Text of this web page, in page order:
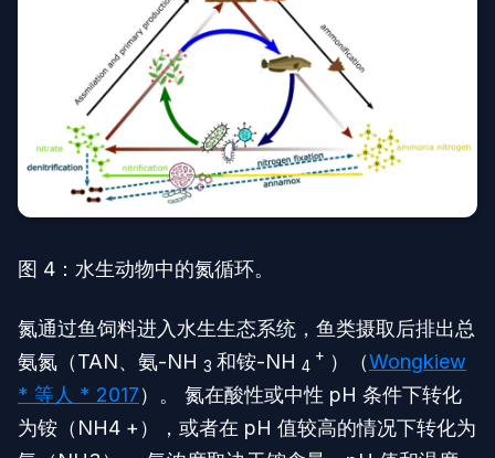
图 4：水生动物中的氮循环。
氮通过鱼饲料进入水生生态系统，鱼类摄取后排出总
氨氮（TAN、氨-NH 3 和铵-NH 4
+ ）（Wongkiew
* 等人 * 2017）。 氮在酸性或中性 pH 条件下转化
为铵（NH4 +），或者在 pH 值较高的情况下转化为